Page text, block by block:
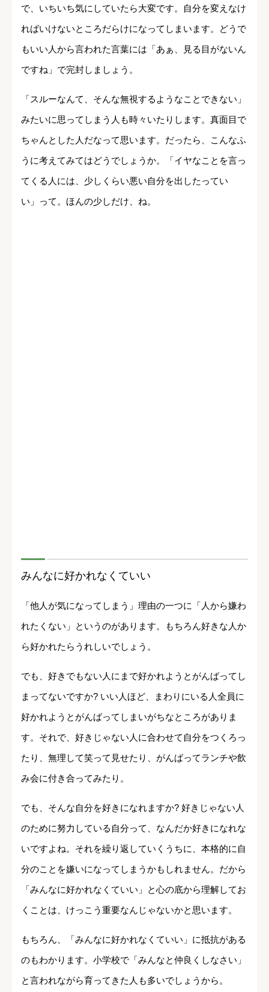
で、いちいち気にしていたら大変です。自分を変えなけ
ればいけないところだらけになってしまいます。どうで
もいい人から言われた言葉には「あぁ、見る目がないん
ですね」で完封しましょう。
「スルーなんて、そんな無視するようなことできない」
みたいに思ってしまう人も時々いたりします。真面目で
ちゃんとした人だなって思います。だったら、こんなふ
うに考えてみてはどうでしょうか。「イヤなことを言っ
てくる人には、少しくらい悪い自分を出したってい
い」って。ほんの少しだけ、ね。
みんなに好かれなくていい
「他人が気になってしまう」理由の一つに「人から嫌わ
れたくない」というのがあります。もちろん好きな人か
ら好かれたらうれしいでしょう。
でも、好きでもない人にまで好かれようとがんばってし
まってないですか? いい人ほど、まわりにいる人全員に
好かれようとがんばってしまいがちなところがありま
す。それで、好きじゃない人に合わせて自分をつくろっ
たり、無理して笑って見せたり、がんばってランチや飲
み会に付き合ってみたり。
でも、そんな自分を好きになれますか? 好きじゃない人
のために努力している自分って、なんだか好きになれな
いですよね。それを繰り返していくうちに、本格的に自
分のことを嫌いになってしまうかもしれません。だから
「みんなに好かれなくていい」と心の底から理解してお
くことは、けっこう重要なんじゃないかと思います。
もちろん、「みんなに好かれなくていい」に抵抗がある
のもわかります。小学校で「みんなと仲良くしなさい」
と言われながら育ってきた人も多いでしょうから。